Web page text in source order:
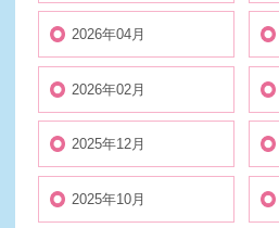
2026年04月
2026年02月
2025年12月
2025年10月